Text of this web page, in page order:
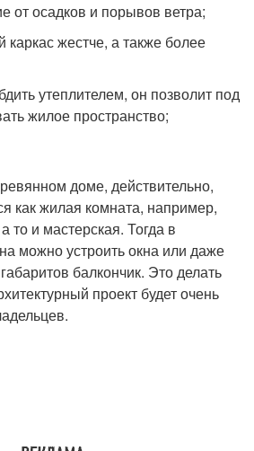
от осадков и порывов ветра;
каркас жестче, а также более
утеплителем, он позволит под
жилое пространство;
доме, действительно,
как жилая комната, например,
то и мастерская. Тогда в
можно устроить окна или даже
балкончик. Это делать
проект будет очень